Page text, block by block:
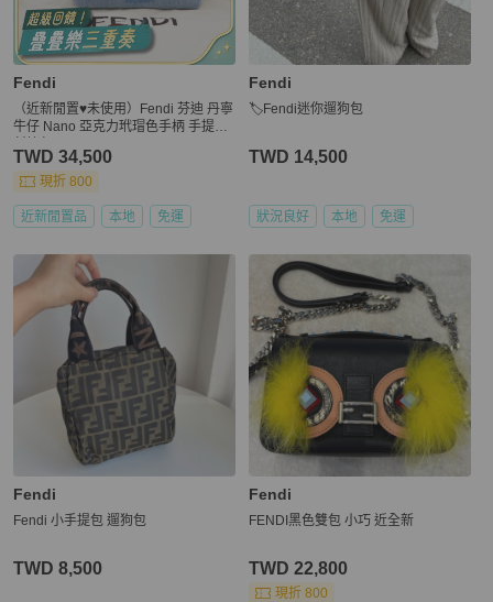
Fendi
（近新閒置♥️未使用）Fendi 芬迪 丹寧
牛仔 Nano 亞克力玳瑁色手柄 手提包
TWD 34,500
現折 800
近新閒置品 本地 免運
Fendi
🏷Fendi迷你遛狗包
TWD 14,500
狀況良好 本地 免運
Fendi
Fendi 小手提包 遛狗包
TWD 8,500
Fendi
FENDI黑色雙包 小巧 近全新
TWD 22,800
現折 800